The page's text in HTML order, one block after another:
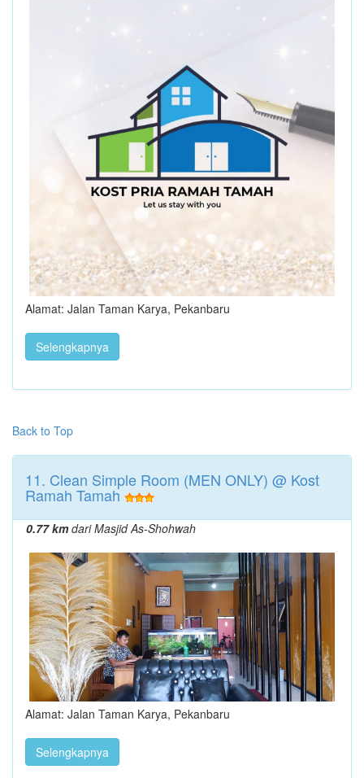
Alamat: Jalan Taman Karya, Pekanbaru
Selengkapnya
Back to Top
11. Clean Simple Room (MEN ONLY) @ Kost
Ramah Tamah
0.77 kmdari Masjid As-Shohwah
Alamat: Jalan Taman Karya, Pekanbaru
Selengkapnya